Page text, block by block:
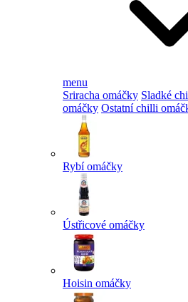
menu
Sriracha omáčky Sladké
omáčky Ostatní chilli
Rybí omáčky
Ústřicové omáčky
Hoisin omáčky